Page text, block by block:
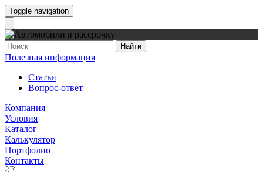
Toggle navigation
Найти
Полезная информация
Статьи
Вопрос-ответ
Компания
Условия
Каталог
Калькулятор
Портфолио
Контакты